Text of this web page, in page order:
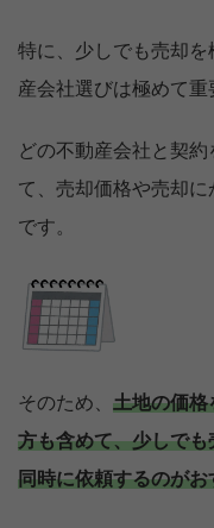
特に、少しでも売却
産会社選びは極めて重
どの不動産会社と契
て、売却価格や売却
です。
そのため、 土地の価格
方も含めて、少しで
同時に依頼するのがお